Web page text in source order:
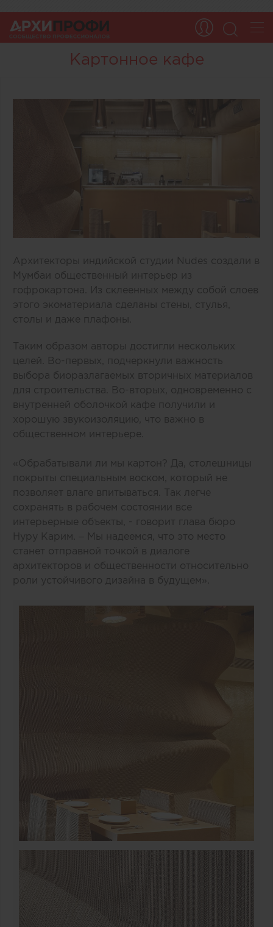
Картонное кафе
Архитекторы индийской студии Nudes создали в
Мумбаи общественный интерьер из
гофрокартона. Из склеенных между собой слоев
этого экоматериала сделаны стены, стулья,
столы и даже плафоны.
Таким образом авторы достигли нескольких
целей. Во-первых, подчеркнули важность
выбора биоразлагаемых вторичных материалов
для строительства. Во-вторых, одновременно с
внутренней оболочкой кафе получили и
хорошую звукоизоляцию, что важно в
общественном интерьере.
«Обрабатывали ли мы картон? Да, столешницы
покрыты специальным воском, который не
позволяет влаге впитываться. Так легче
сохранять в рабочем состоянии все
интерьерные объекты, - говорит глава бюро
Нуру Карим. – Мы надеемся, что это место
станет отправной точкой в диалоге
архитекторов и общественности относительно
роли устойчивого дизайна в будущем».